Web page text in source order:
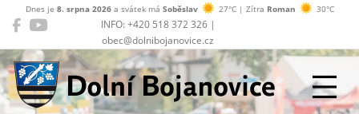
INFO: +420 518 372 326 |
obec@dolnibojanovice.cz
Dnes je 8. srpna 2026a svátek má Soběslav 27°C | Zítra Roman 30°C
Dolní Bojanovice